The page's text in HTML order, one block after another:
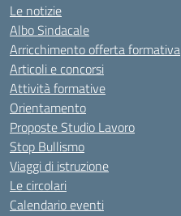
Le notizie
Albo Sindacale
Arricchimento offerta formativa
Articoli e concorsi
Attività formative
Orientamento
Proposte Studio Lavoro
Stop Bullismo
Viaggi di istruzione
Le circolari
Calendario eventi